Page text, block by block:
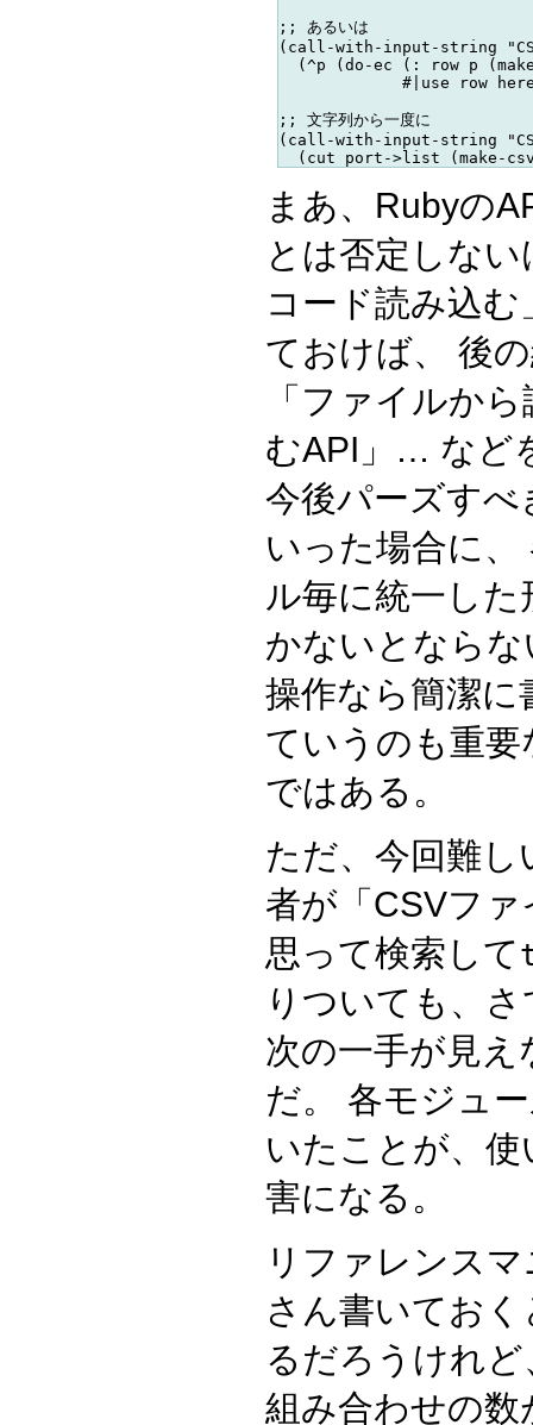
;; あるいは
(call-with-input-string
(^p (do-ec (: row p
#|use row
;; 文字列から一度に
(call-with-input-string
まあ、Rubyの
とは否定しな
コード読み込
ておけば、 後
「ファイルか
むAPI」… など
今後パーズす
いった場合に
ル毎に統一し
かないとなら
操作なら簡潔
ていうのも重
ではある。
ただ、今回難
者が「CSVフ
思って検索して
りついても、
次の一手が見
だ。 各モジュ
いたことが、
害になる。
リファレンス
さん書いてお
るだろうけれ
組み合わせの